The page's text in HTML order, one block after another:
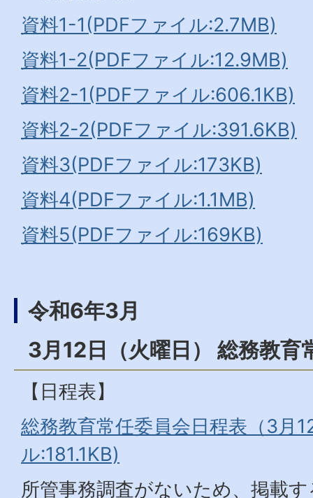
資料1-1(PDFファイル:2.7MB)
資料1-2(PDFファイル:12.9MB)
資料2-1(PDFファイル:606.1KB)
資料2-2(PDFファイル:391.6KB)
資料3(PDFファイル:173KB)
資料4(PDFファイル:1.1MB)
資料5(PDFファイル:169KB)
令和6年3月
3月12日（火曜日） 総務教育
【日程表】
総務教育常任委員会日程表（3月
ル:181.1KB)
所管事務調査がないため、掲載